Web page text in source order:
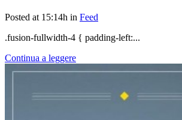
Posted at 15:14h in Feed
.fusion-fullwidth-4 { padding-left:...
Continua a leggere